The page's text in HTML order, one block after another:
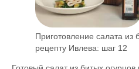
Приготовление салата из
рецепту Ивлева: шаг 12